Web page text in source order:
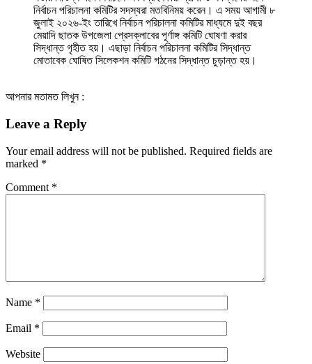
নির্বাচন পরিচালনা কমিটির সদস্যরা মতবিনিময় করেন। এ সময় আগামী ৮
জুলাই ২০২৬-ইং তারিখে নির্বাচন পরিচালনা কমিটির মাধ্যমে দুই বছর
মেয়াদি ছাতক উপজেলা প্রেসক্লাবের পূর্ণাঙ্গ কমিটি ঘোষণা করার
সিদ্ধান্ত গৃহীত হয়। এছাড়া নির্বাচন পরিচালনা কমিটির সিদ্ধান্ত
মোতাবেক ঘোষিত সিলেকশন কমিটি গঠনের সিদ্ধান্ত চুড়ান্ত হয়।
আপনার মতামত লিখুন :
Leave a Reply
Your email address will not be published. Required fields are
marked *
Comment *
Name *
Email *
Website